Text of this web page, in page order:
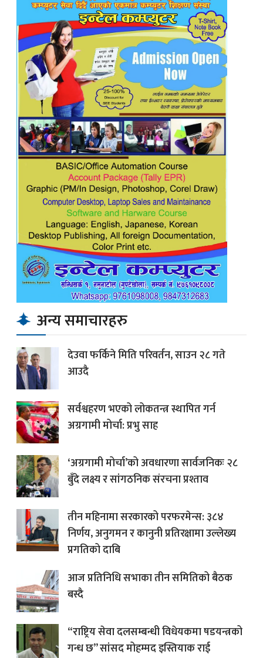
अन्य समाचारहरु
देउवा फर्किने मिति परिवर्तन, साउन २८ गते
आउदै
सर्वश्वहरण भएको लोकतन्त्र स्थापित गर्न
अग्रगामी मोर्चा: प्रभु साह
‘अग्रगामी मोर्चा’को अवधारणा सार्वजनिकः २८
बुँदे लक्ष्य र सांगठनिक संरचना प्रश्ताव
तीन महिनामा सरकारको परफरमेन्स: ३८४
निर्णय, अनुगमन र कानुनी प्रतिरक्षामा उल्लेख्य
प्रगतिको दाबि
आज प्रतिनिधि सभाका तीन समितिको बैठक
बस्दै
“राष्ट्रिय सेवा दलसम्बन्धी विधेयकमा षडयन्त्रको
गन्ध छ” सांसद मोहम्मद इस्तियाक राई